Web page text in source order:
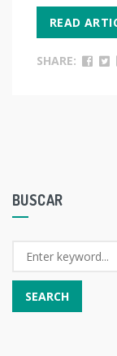
READ
SHARE:
BUSCAR